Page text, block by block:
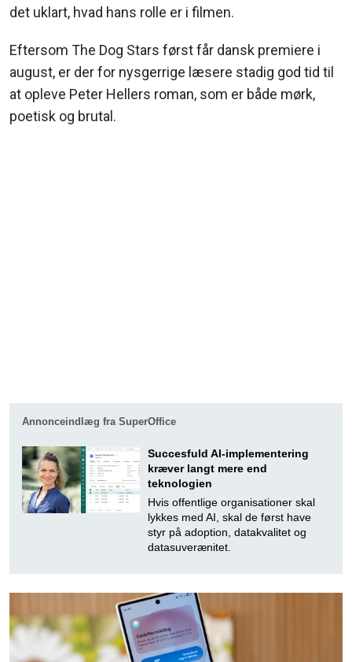
det uklart, hvad hans rolle er i filmen.
Eftersom The Dog Stars først får dansk premiere i
august, er der for nysgerrige læsere stadig god tid til
at opleve Peter Hellers roman, som er både mørk,
poetisk og brutal.
Annonceindlæg fra SuperOffice
Succesfuld AI-implementering
kræver langt mere end
teknologien
Hvis offentlige organisationer skal
lykkes med AI, skal de først have
styr på adoption, datakvalitet og
datasuverænitet.